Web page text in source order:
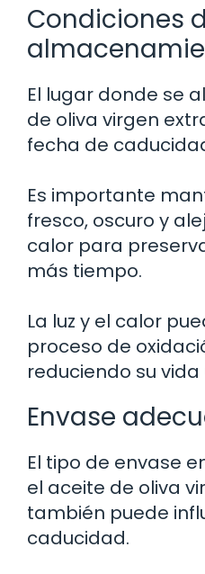
Condiciones
El lugar donde se
de oliva virgen
fecha de
Es importante
fresco, oscuro y
calor para
más tiempo.
La luz y el calor
proceso de
reduciendo su vida
Envase
El tipo de envase
el aceite de oliva
también puede
caducidad.